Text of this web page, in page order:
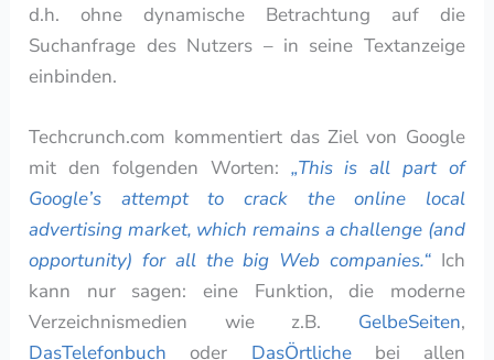
d.h. ohne dynamische Betrachtung auf die
Suchanfrage des Nutzers – in seine Textanzeige
einbinden.
Techcrunch.com kommentiert das Ziel von Google
mit den folgenden Worten: „This is all part of
Google’s attempt to crack the online local
advertising market, which remains a challenge (and
opportunity) for all the big Web companies.“ Ich
kann nur sagen: eine Funktion, die moderne
Verzeichnismedien wie z.B. GelbeSeiten,
DasTelefonbuch oder DasÖrtlichebei allen